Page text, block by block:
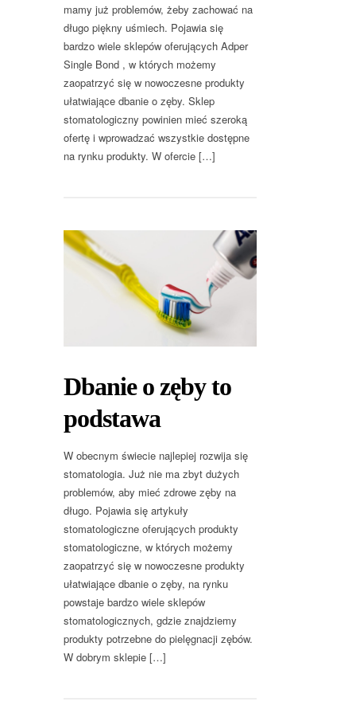
mamy już problemów, żeby zachować na
długo piękny uśmiech. Pojawia się
bardzo wiele sklepów oferujących Adper
Single Bond , w których możemy
zaopatrzyć się w nowoczesne produkty
ułatwiające dbanie o zęby. Sklep
stomatologiczny powinien mieć szeroką
ofertę i wprowadzać wszystkie dostępne
na rynku produkty. W ofercie […]
Dbanie o zęby to
podstawa
W obecnym świecie najlepiej rozwija się
stomatologia. Już nie ma zbyt dużych
problemów, aby mieć zdrowe zęby na
długo. Pojawia się artykuły
stomatologiczne oferujących produkty
stomatologiczne, w których możemy
zaopatrzyć się w nowoczesne produkty
ułatwiające dbanie o zęby, na rynku
powstaje bardzo wiele sklepów
stomatologicznych, gdzie znajdziemy
produkty potrzebne do pielęgnacji zębów.
W dobrym sklepie […]